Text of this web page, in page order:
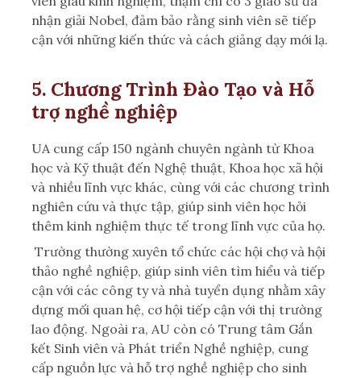
nhận giải Nobel, đảm bảo rằng sinh viên sẽ tiếp
cận với những kiến thức và cách giảng dạy mới lạ.
5. Chương Trình Đào Tạo và Hỗ
trợ nghề nghiệp
UA cung cấp 150 ngành chuyên ngành từ Khoa
học và Kỹ thuật đến Nghệ thuật, Khoa học xã hội
và nhiều lĩnh vực khác, cùng với các chương trình
nghiên cứu và thực tập, giúp sinh viên học hỏi
thêm kinh nghiệm thực tế trong lĩnh vực của họ.
Trường thường xuyên tổ chức các hội chợ và hội
thảo nghề nghiệp, giúp sinh viên tìm hiểu và tiếp
cận với các công tyvà nhà tuyển dụng nhằm xây
dựng mối quan hệ, cơ hội tiếp cận với thị trường
lao động. Ngoài ra, AU còn có Trung tâm Gắn
kết Sinh viên và Phát triển Nghề nghiệp, cung
cấp nguồn lực và hỗ trợ nghề nghiệp cho sinh